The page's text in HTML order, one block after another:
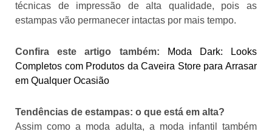
técnicas de impressão de alta qualidade, pois as
estampas vão permanecer intactas por mais tempo.
Confira este artigo também:
Moda Dark: Looks
Completos com Produtos da Caveira Store para Arrasar
em Qualquer Ocasião
Tendências de estampas: o que está em alta?
Assim como a moda adulta, a moda infantil também